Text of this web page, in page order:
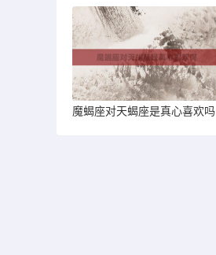
魔蝎座对天蝎座是真心喜欢吗